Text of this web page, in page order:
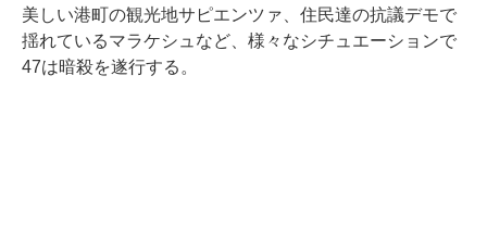
美しい港町の観光地サピエンツァ、住民達の抗議デモで
揺れているマラケシュなど、様々なシチュエーションで
47は暗殺を遂行する。